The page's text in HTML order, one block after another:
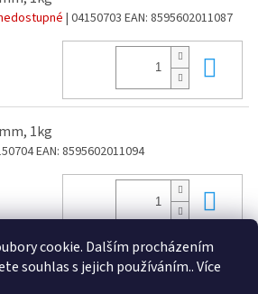
cookie. Dalším procházením
souhlas s jejich používáním.. Více
| 04150703 EAN: 8595602011087
1kg
EAN: 8595602011094